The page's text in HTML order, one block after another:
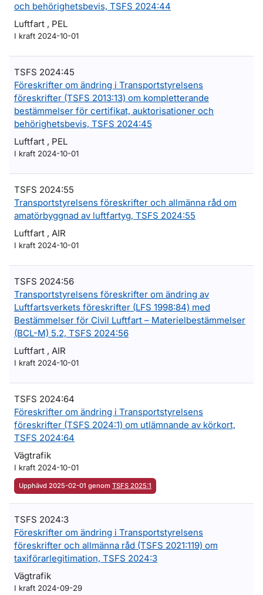
och behörighetsbevis, TSFS 2024:44
Luftfart , PEL
I kraft 2024-10-01
TSFS 2024:45
Föreskrifter om ändring i Transportstyrelsens
föreskrifter (TSFS 2013:13) om kompletterande
bestämmelser för certifikat, auktorisationer och
behörighetsbevis, TSFS 2024:45
Luftfart , PEL
I kraft 2024-10-01
TSFS 2024:55
Transportstyrelsens föreskrifter och allmänna råd om
amatörbyggnad av luftfartyg, TSFS 2024:55
Luftfart , AIR
I kraft 2024-10-01
TSFS 2024:56
Transportstyrelsens föreskrifter om ändring av
Luftfartsverkets föreskrifter (LFS 1998:84) med
Bestämmelser för Civil Luftfart – Materielbestämmelser
(BCL-M) 5.2, TSFS 2024:56
Luftfart , AIR
I kraft 2024-10-01
TSFS 2024:64
Föreskrifter om ändring i Transportstyrelsens
föreskrifter (TSFS 2024:1) om utlämnande av körkort,
TSFS 2024:64
Vägtrafik
I kraft 2024-10-01
Upphävd 2025-02-01 genom TSFS 2025:1
TSFS 2024:3
Föreskrifter om ändring i Transportstyrelsens
föreskrifter och allmänna råd (TSFS 2021:119) om
taxiförarlegitimation, TSFS 2024:3
Vägtrafik
I kraft 2024-09-29